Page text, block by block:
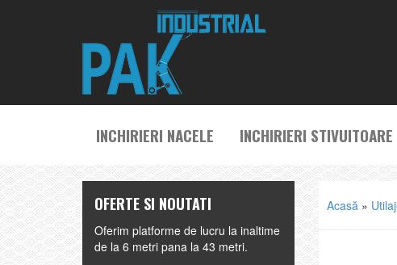
INCHIRIERI NACELE INCHIRIERI STIVUITOARE
Acasă»
OFERTE SI NOUTATI
Oferim platforme de lucru la inaltime
de la 6 metri pana la 43 metri.